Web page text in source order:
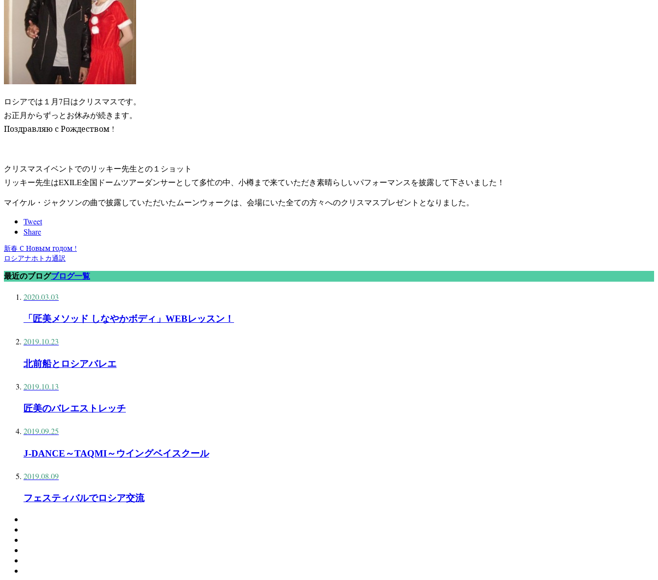
ロシアでは１月7日はクリスマスです。
お正月からずっとお休みが続きます。
Поздравляю с Рождеством !
クリスマスイベントでのリッキー先生との１ショット
リッキー先生はEXILE全国ドームツアーダンサーとして多忙の中、小樽まで来ていただき素晴らしいパフォーマンスを披露して下さいました！
マイケル・ジャクソンの曲で披露していただいたムーンウォークは、会場にいた全ての方々へのクリスマスプレゼントとなりました。
Tweet
Share
新春 С Новым годом !
ロシアナホトカ通訳
最近のブログブログ一覧
2020.03.03
「匠美メソッド しなやかボディ」WEBレッスン！
2019.10.23
北前船とロシアバレエ
2019.10.13
匠美のバレエストレッチ
2019.09.25
J-DANCE～TAQMI～ウイングベイスクール
2019.08.09
フェスティバルでロシア交流